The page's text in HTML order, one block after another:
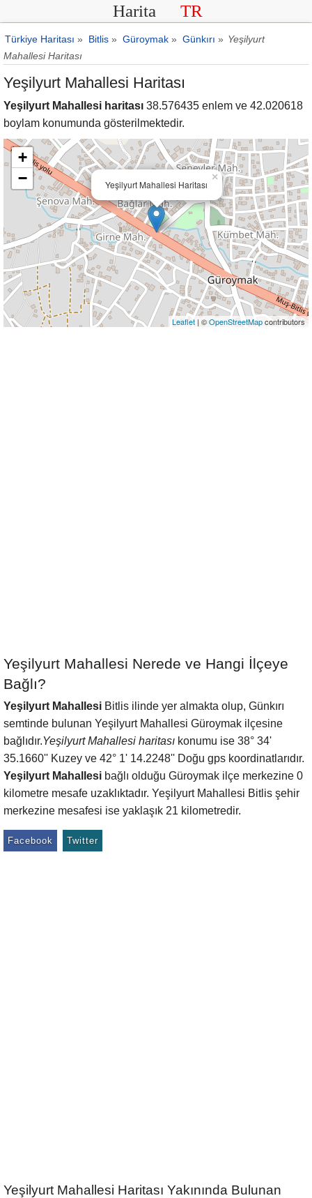
Harita TR
Türkiye Haritası » Bitlis » Güroymak » Günkırı » Yeşilyurt
Mahallesi Haritası
Yeşilyurt Mahallesi Haritası
Yeşilyurt Mahallesi haritası 38.576435 enlem ve 42.020618
boylam konumunda gösterilmektedir.
Yeşilyurt Mahallesi Haritası
×
+
−
Leaflet | ©OpenStreetMapcontributors
Yeşilyurt Mahallesi Nerede ve Hangi İlçeye
Bağlı?
Yeşilyurt Mahallesi Bitlis ilinde yer almakta olup, Günkırı
semtinde bulunan Yeşilyurt Mahallesi Güroymak ilçesine
bağlıdır.Yeşilyurt Mahallesi haritası konumu ise 38° 34'
35.1660'' Kuzey ve 42° 1' 14.2248'' Doğu gps koordinatlarıdır.
Yeşilyurt Mahallesi bağlı olduğu Güroymak ilçe merkezine 0
kilometre mesafe uzaklıktadır. Yeşilyurt Mahallesi Bitlis şehir
merkezine mesafesi ise yaklaşık 21 kilometredir.
Facebook Twitter
Yeşilyurt Mahallesi Haritası Yakınında Bulunan